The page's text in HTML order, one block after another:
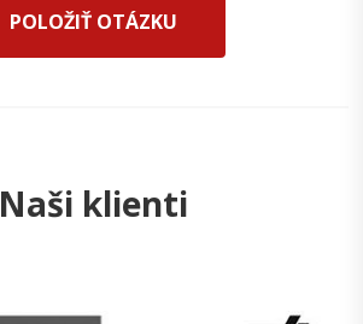
POLOŽIŤ OTÁZKU
Naši klienti